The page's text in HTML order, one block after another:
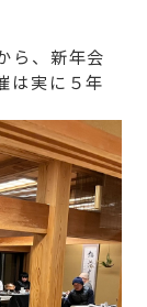
ら、新年会
は実に５年